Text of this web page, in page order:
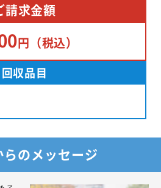
請求金額
円 （税込）
回収品目
のメッセージ